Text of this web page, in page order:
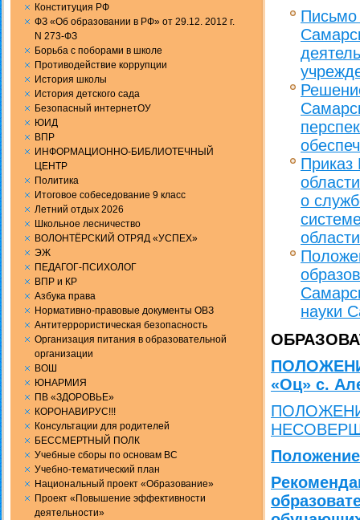
Конституция РФ
ФЗ «Об образовании в РФ» от 29.12. 2012 г.
N 273-ФЗ
Борьба с поборами в школе
Противодействие коррупции
История школы
История детского сада
Безопасный интернетОУ
ЮИД
ВПР
ИНФОРМАЦИОННО-БИБЛИОТЕЧНЫЙ
ЦЕНТР
Политика
Итоговое собеседование 9 класс
Летний отдых 2026
Школьное лесничество
ВОЛОНТЁРСКИЙ ОТРЯД «УСПЕХ»
ЭЖ
ПЕДАГОГ-ПСИХОЛОГ
ВПР и КР
Aзбука права
Нормативно-правовые документы ОВЗ
Антитеррористическая безопасность
Организация питания в образовательной
организации
ВОШ
ЮНАРМИЯ
ПВ «ЗДОРОВЬЕ»
КОРОНАВИРУС!!!
Консультации для родителей
БЕССМЕРТНЫЙ ПОЛК
Учебные сборы по основам ВС
Учебно-тематический план
Национальный проект «Образование»
Проект «Повышение эффективности
деятельности»
Письмо
Приказ
о
науки
«Оц» с.